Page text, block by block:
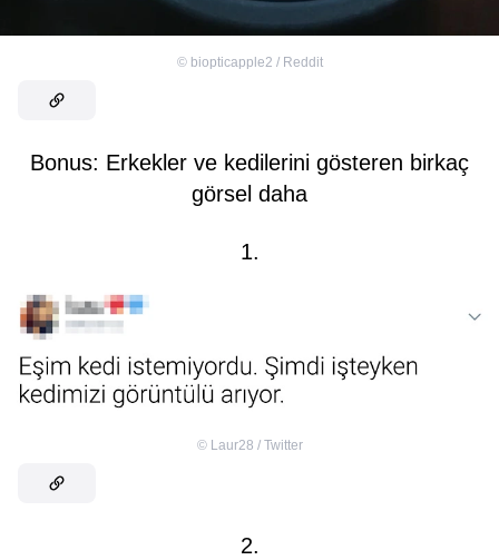
© biopticapple2 / Reddit
Bonus: Erkekler ve kedilerini gösteren birkaç
görsel daha
1.
© Laur28 / Twitter
2.